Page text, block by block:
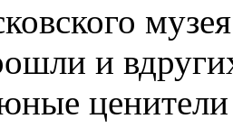
и
ценители